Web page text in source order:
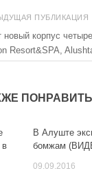
ПУБЛИКАЦИЯ
корпус
Resort&SPA,
в
В Алуште
бомжам
09.09.2016